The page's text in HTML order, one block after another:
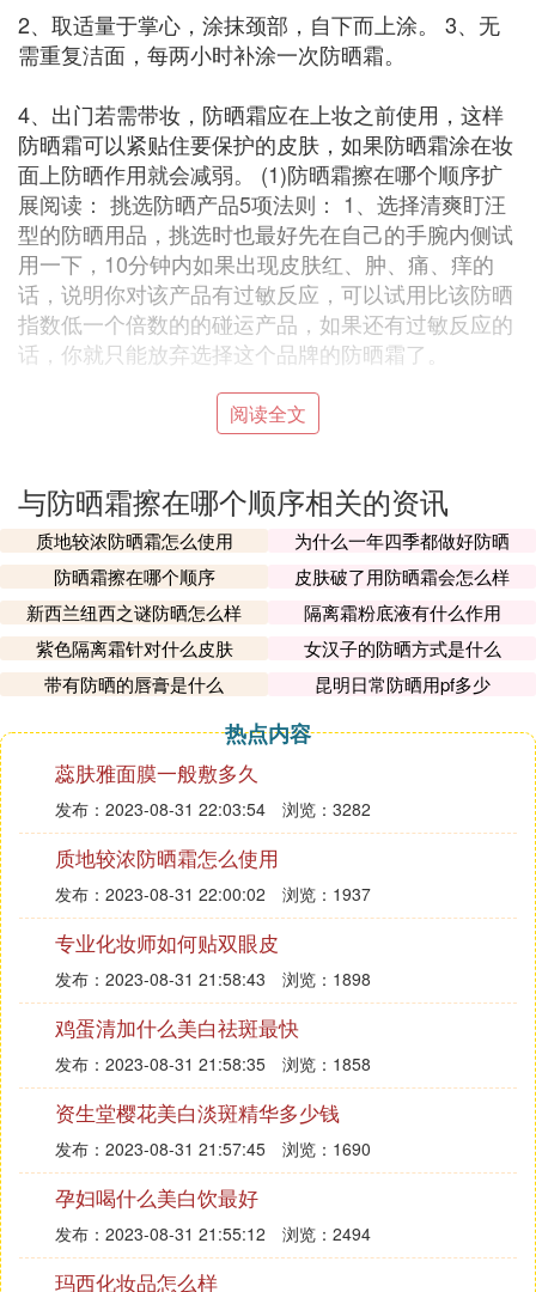
2、取适量于掌心，涂抹颈部，自下而上涂。 3、无
需重复洁面，每两小时补涂一次防晒霜。
4、出门若需带妆，防晒霜应在上妆之前使用，这样
防晒霜可以紧贴住要保护的皮肤，如果防晒霜涂在妆
面上防晒作用就会减弱。 (1)防晒霜擦在哪个顺序扩
展阅读： 挑选防晒产品5项法则： 1、选择清爽盯汪
型的防晒用品，挑选时也最好先在自己的手腕内侧试
用一下，10分钟内如果出现皮肤红、肿、痛、痒的
话，说明你对该产品有过敏反应，可以试用比该防晒
指数低一个倍数的的碰运产品，如果还有过敏反应的
话，你就只能放弃选择这个品牌的防晒霜了。
2、选择清爽防晒品，除应认清外包装上的OilFree
（不含油脂）的标识外，掌握一些小的识别技巧也很
若皮肤能很快吸收，无黏腻感、增白感，且没有光光
的油亮感，感觉清爽湿润，就基本可以认定是一款合
格的清爽防晒品。
3、由于油脂分泌的不同，肤质会有所改变，应再做
一次肤质检测。油性的肌肤宜选择。
品；干性肌肤宜选择乳性的洁面用品和霜状的防晒用
品；中性皮肤的选择性较为广泛。乳液状、喷雾状的
防晒霜基本上适合各种肤质使用。
4、针对肌肤较油容易长青春痘的人，应该要选择使
用起来清爽不油腻的乳液状产品，千万不要使用防晒
油、隔离霜类的防晒品，要特别注意产品有无标示no
n-edogenic（意思是不会造成粉刺）。 5、若平时有
服用降血压药或减肥药、镇定剂者，应使用防晒系数
较高的防晒品，因有服用此药剂者皮肤容易对光过
敏，故要提高防晒系数。
6、在选择防晒霜时要考虑到自己的肤质，是否是易
过敏肤质，皮肤易过敏应选择一些植物类型且相对温
和的防晒，并且注意晒后补水护理。 参考资料来
源：网络-防晒乳。
涂抹防晒霜的步骤是什么
防晒霜的使用步骤
阅读全文
与防晒霜擦在哪个顺序相关的资讯
质地较浓防晒霜怎么使用
为什么一年四季都做好防晒
防晒霜擦在哪个顺序
皮肤破了用防晒霜会怎么样
新西兰纽西之谜防晒怎么样
隔离霜粉底液有什么作用
紫色隔离霜针对什么皮肤
女汉子的防晒方式是什么
带有防晒的唇膏是什么
昆明日常防晒用pf多少
热点内容
蕊肤雅面膜一般敷多久
发布：2023-08-31 22:03:54 浏览：3282
质地较浓防晒霜怎么使用
发布：2023-08-31 22:00:02 浏览：1937
专业化妆师如何贴双眼皮
发布：2023-08-31 21:58:43 浏览：1898
鸡蛋清加什么美白祛斑最快
发布：2023-08-31 21:58:35 浏览：1858
资生堂樱花美白淡斑精华多少钱
发布：2023-08-31 21:57:45 浏览：1690
孕妇喝什么美白饮最好
发布：2023-08-31 21:55:12 浏览：2494
玛西化妆品怎么样